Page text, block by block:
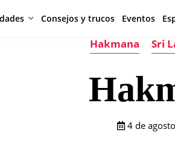
Consejos y trucos Eventos
Hakmana Sri
4 de